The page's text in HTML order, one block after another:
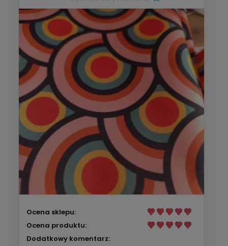
Ocena sklepu:
Ocena produktu:
Dodatkowy komentarz: